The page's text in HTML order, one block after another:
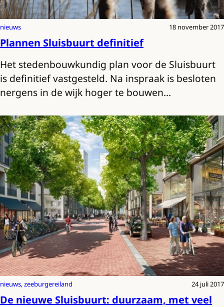
nieuws 18 november 2017
Plannen Sluisbuurt definitief
Het stedenbouwkundig plan voor de Sluisbuurt
is definitief vastgesteld. Na inspraak is besloten
nergens in de wijk hoger te bouwen…
nieuws, zeeburgereiland 24 juli 2017
De nieuwe Sluisbuurt: duurzaam, met veel